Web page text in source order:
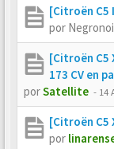
[Citroën C5
por
[Citroën C5
173 CV en
porSatellite - 14
[Citroën C5
por